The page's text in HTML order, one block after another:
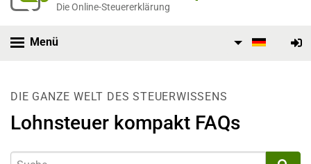
Die Online-Steuererklärung
Menü
DIE GANZE WELT DES STEUERWISSENS
Lohnsteuer kompakt FAQs